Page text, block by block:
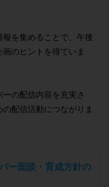
を集めることで、午後
のヒントを得ていま
の配信内容を充実さ
配信活動につながりま
ー面談・育成方針の